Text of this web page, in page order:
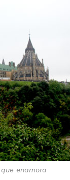
enamora